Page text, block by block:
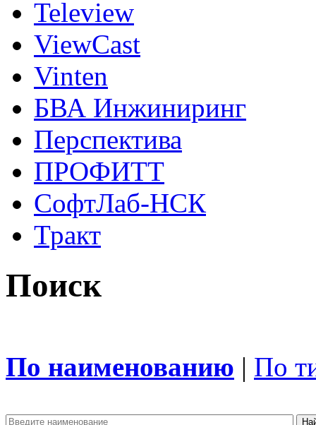
Teleview
ViewCast
Vinten
БВА Инжиниринг
Перспектива
ПРОФИТТ
СофтЛаб-НСК
Тракт
Поиск
По наименованию | По